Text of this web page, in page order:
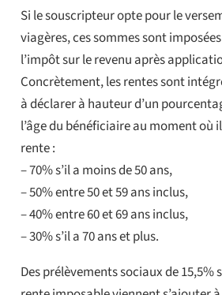
Si le souscripteur opte pour le
viagères, ces sommes sont
l’impôt sur le revenu après
Concrètement, les rentes sont
à déclarer à hauteur d’un
l’âge du bénéficiaire au moment où
rente :
– 70% s’il a moins de 50 ans,
– 50% entre 50 et 59 ans inclus,
– 40% entre 60 et 69 ans inclus,
– 30% s’il a 70 ans et plus.
Des prélèvements sociaux de 15,5%